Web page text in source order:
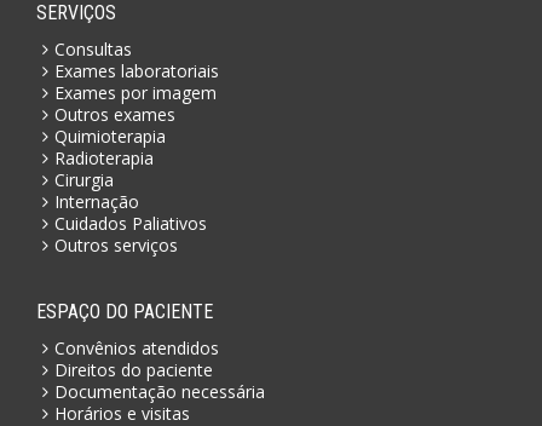
SERVIÇOS
Consultas
Exames laboratoriais
Exames por imagem
Outros exames
Quimioterapia
Radioterapia
Cirurgia
Internação
Cuidados Paliativos
Outros serviços
ESPAÇO DO PACIENTE
Convênios atendidos
Direitos do paciente
Documentação necessária
Horários e visitas